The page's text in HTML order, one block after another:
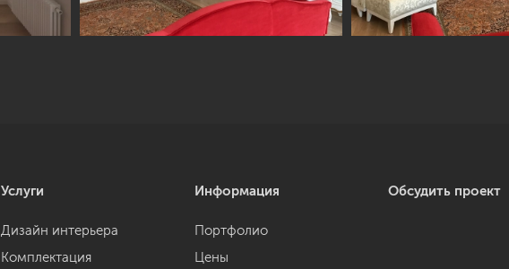
Услуги
Дизайн интерьера
Комплектация
Информация
Портфолио
Цены
Обсудить проект